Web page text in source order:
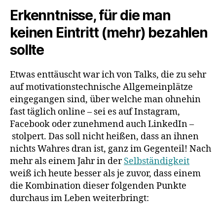
Erkenntnisse, für die man
keinen Eintritt (mehr) bezahlen
sollte
Etwas enttäuscht war ich von Talks, die zu sehr
auf motivationstechnische Allgemeinplätze
eingegangen sind, über welche man ohnehin
fast täglich online – sei es auf Instagram,
Facebook oder zunehmend auch LinkedIn –
stolpert. Das soll nicht heißen, dass an ihnen
nichts Wahres dran ist, ganz im Gegenteil! Nach
mehr als einem Jahr in derSelbständigkeit
weiß ich heute besser als je zuvor, dass einem
die Kombination dieser folgenden Punkte
durchaus im Leben weiterbringt: